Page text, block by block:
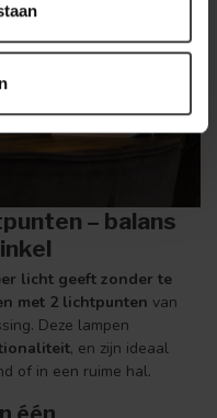
– balans
licht geeft zonder te
met 2 lichtpunten van
Deze lampen
, en zijn ideaal
of in een ruime hal.